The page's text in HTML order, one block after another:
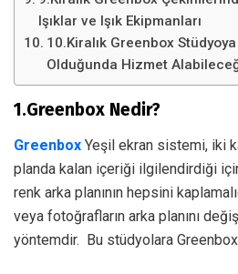
Işıklar ve Işık Ekipmanları
10.Kiralık Greenbox Stüdyoya
Olduğunda Hizmet
1.Greenbox Nedir?
Greenbox Yeşil ekran sistemi, iki
planda kalan içeriği ilgilendirdiği
renk arka planının hepsini
veya fotoğrafların arka planını
yöntemdir. Bu stüdyolara Greenbox